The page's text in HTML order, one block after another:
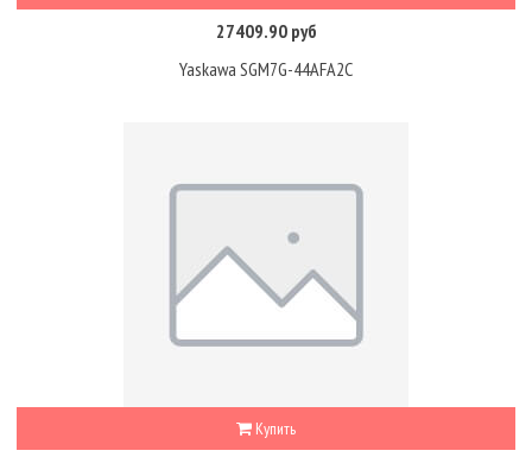
27409.90 руб
Yaskawa SGM7G-44AFA2C
Купить